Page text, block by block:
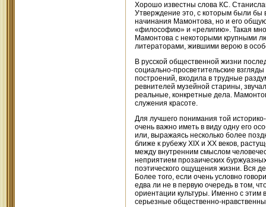
Хорошо известны слова КС.
Утверждение это, с которым были бы
начинания Мамонтова, но и его
«философию» и «религию». Такая
Мамонтова с некоторыми крупными
литераторами, жившими верою в
В русской общественной жизни
социально-просветительские
построений, входила в трудные
ревнителей музейной старины,
реальные, конкретные дела.
служения красоте.
Для лучшего понимания той
очень важно иметь в виду одну его
или, выражаясь несколько более
ближе к рубежу XIX и XX веков,
между внутренним смыслом
неприятием прозаических
поэтического ощущения жизни. Вся
Более того, если очень условно
едва ли не в первую очередь в том,
ориентации культуры. Именно с этим
серьезные общественно-